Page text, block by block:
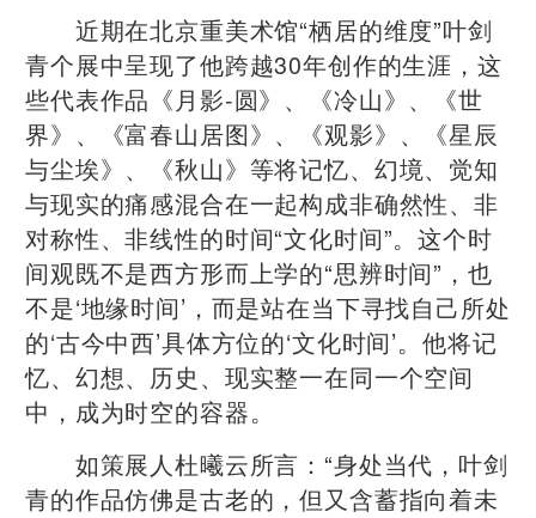
近期在北京重美术馆“栖居的维度”叶剑
青个展中呈现了他跨越30年创作的生涯，这
些代表作品《月影-圆》、《冷山》、《世
界》、《富春山居图》、《观影》、《星辰
与尘埃》、《秋山》等将记忆、幻境、觉知
与现实的痛感混合在一起构成非确然性、非
对称性、非线性的时间“文化时间”。这个时
间观既不是西方形而上学的“思辨时间”，也
不是‘地缘时间’，而是站在当下寻找自己所处
的‘古今中西’具体方位的‘文化时间’。他将记
忆、幻想、历史、现实整一在同一个空间
中，成为时空的容器。
如策展人杜曦云所言：“身处当代，叶剑
青的作品仿佛是古老的，但又含蓄指向着未